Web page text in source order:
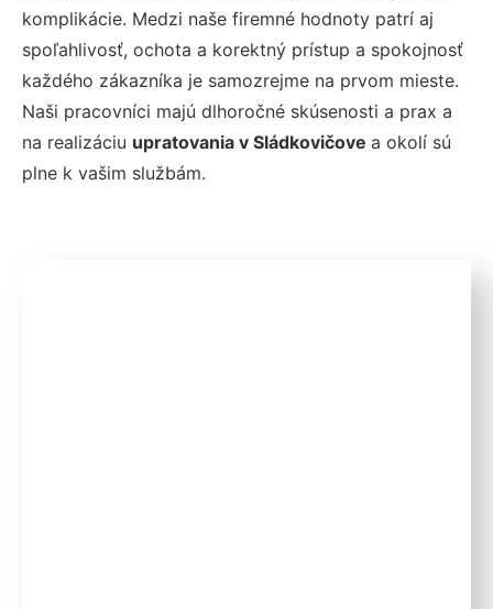
komplikácie. Medzi naše firemné hodnoty patrí aj
spoľahlivosť, ochota a korektný prístup a spokojnosť
každého zákazníka je samozrejme na prvom mieste.
Naši pracovníci majú dlhoročné skúsenosti a prax a
na realizáciu upratovania v Sládkovičove a okolí sú
plne k vašim službám.